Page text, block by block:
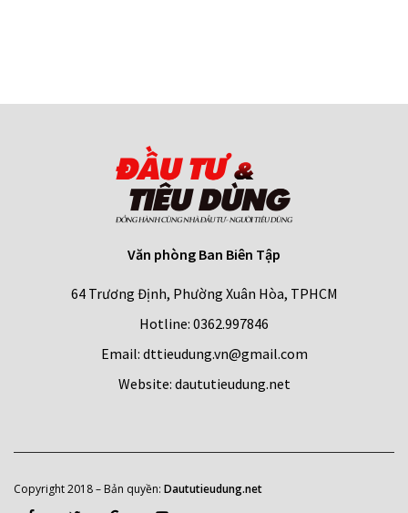
Văn phòng Ban Biên Tập
64 Trương Định, Phường Xuân Hòa, TPHCM
Hotline: 0362.997846
Email: dttieudung.vn@gmail.com
Website: daututieudung.net
Copyright 2018 – Bản quyền: Daututieudung.net